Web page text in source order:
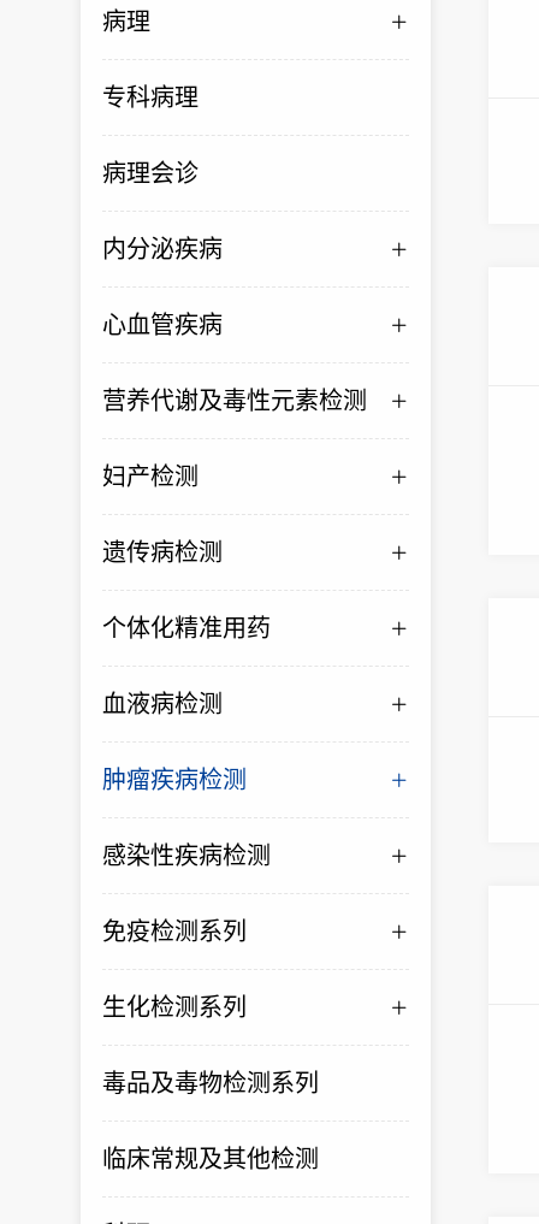
病理
专科病理
病理会诊
内分泌疾病
心血管疾病
营养代谢及毒性元素检测
妇产检测
遗传病检测
个体化精准用药
血液病检测
肿瘤疾病检测
感染性疾病检测
免疫检测系列
生化检测系列
毒品及毒物检测系列
临床常规及其他检测